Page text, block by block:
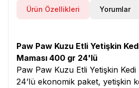
Ürün Özellikleri Yorumlar
Paw Paw Kuzu Etli Yetişkin
Maması 400 gr 24'lü
Paw Paw Kuzu Etli Yetişkin Kedi
24’lü ekonomik paket, yetişkin